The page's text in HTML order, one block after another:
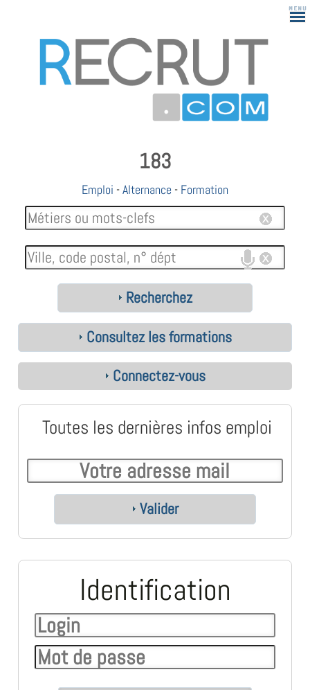
183
Emploi -Alternance - Formation
Recherchez
Consultez les formations
Connectez-vous
Toutes les dernières infos emploi
Valider
Identification